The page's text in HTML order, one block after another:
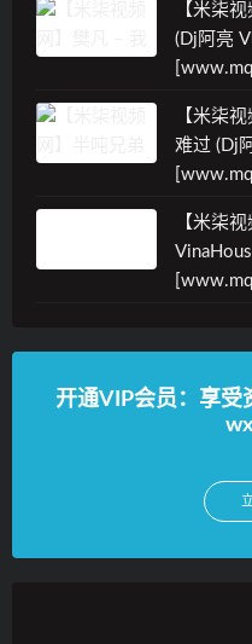
【米柒
(Dj阿亮
【米柒
难过 (Dj
【米柒
开通VIP会员：享受